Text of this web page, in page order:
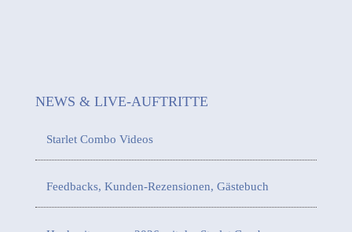
NEWS & LIVE-AUFTRITTE
Starlet Combo Videos
Feedbacks, Kunden-Rezensionen, Gästebuch